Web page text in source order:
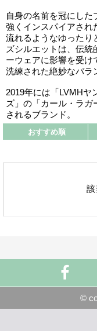
自身の名前を冠にした
強くインスパイアされ
流れるようなゆったり
ズシルエットは、伝統
ーウェアに影響を受け
洗練された絶妙なバラ
2019年には「LVMHヤ
ズ」の「カール・ラガ
されるブランド。
おすすめ順
該
©